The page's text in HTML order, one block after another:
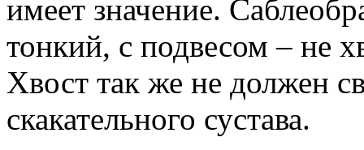
имеет значение.
тонкий, с подвесом – не
Хвост так же не должен
скакательного сустава.